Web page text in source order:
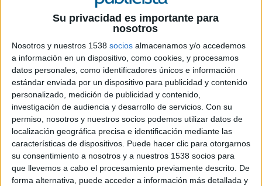
Su privacidad es importante para
nosotros
Nosotros y nuestros 1538 socios almacenamos y/o accedemos
a información en un dispositivo, como cookies, y procesamos
datos personales, como identificadores únicos e información
estándar enviada por un dispositivo para publicidad y contenido
personalizado, medición de publicidad y contenido,
investigación de audiencia y desarrollo de servicios. Con su
permiso, nosotros y nuestros socios podemos utilizar datos de
localización geográfica precisa e identificación mediante las
características de dispositivos. Puede hacer clic para otorgarnos
su consentimiento a nosotros y a nuestros 1538 socios para
que llevemos a cabo el procesamiento previamente descrito. De
forma alternativa, puede acceder a información más detallada y
7 DE OCTUBRE DE 2019
Ocupará el cargo en paralelo a su función
de responsable de comunicación, relaciones
externas y relaciones institucionales de PSA
Retail